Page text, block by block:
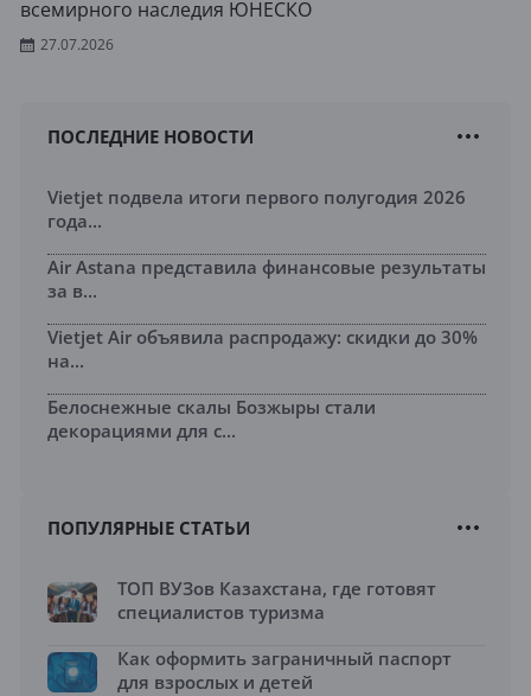
всемирного наследия ЮНЕСКО
27.07.2026
ПОСЛЕДНИЕ НОВОСТИ
Vietjet подвела итоги первого полугодия 2026
года...
Air Astana представила финансовые результаты
за в...
Vietjet Air объявила распродажу: скидки до 30%
на...
Белоснежные скалы Бозжыры стали
декорациями для с...
ПОПУЛЯРНЫЕ СТАТЬИ
ТОП ВУЗов Казахстана, где готовят
специалистов туризма
Как оформить заграничный паспорт
для взрослых и детей